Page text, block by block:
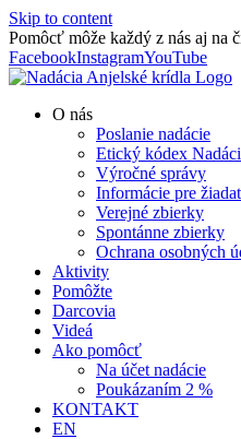
Skip to content
Pomôcť môže každý z nás aj na
FacebookInstagramYouTube
O nás
Poslanie nadácie
Etický kódex
Výročné správy
Informácie pre
Verejné zbierky
Spontánne zbierky
Ochrana osobných
Aktivity
Pomôžte
Darcovia
Videá
Ako pomôcť
Na účet nadácie
Poukázaním 2 %
KONTAKT
EN